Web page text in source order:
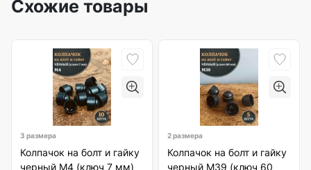
Схожие товары
3 размера
Колпачок на болт и гайку
черный M4 (ключ 7 мм)
2 размера
Колпачок на болт и гайку
черный M39 (ключ 60